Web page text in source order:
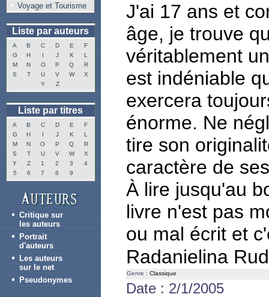
Voyage et Tourisme
Liste par auteurs
A B C D E
F
G
H I J K
L
M
N O P Q
R
S
T U V W
X
Y
Z
Liste par titres
A B C D E
F
G
H I J K
L
M
N O P Q
R
S
T U V W
X
Y
Z 1 2 3
4
5
6 7 8 9
Critique sur
les auteurs
Portrait
d'auteurs
Les auteurs
sur le net
Pseudonymes
J'ai 17 ans et
âge, je trouve
véritablement
est indéniable
exercera
énorme. Ne
tire son
caractère de
À lire jusqu'au
livre n'est pas
ou mal écrit et
Radanielina
Genre : Classique
Date : 2/1/2005